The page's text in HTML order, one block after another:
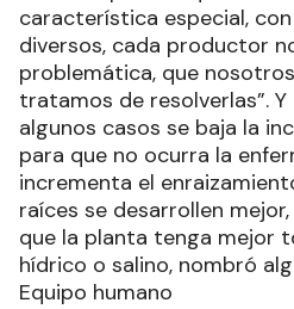
característica especial,
diversos, cada productor
problemática, que
tratamos de resolverlas”.
algunos casos se baja la
para que no ocurra la
incrementa el
raíces se desarrollen
que la planta tenga mejor
hídrico o salino, nombró
Equipo humano